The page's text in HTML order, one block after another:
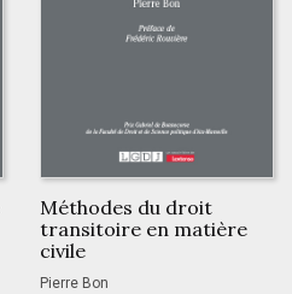
Méthodes du droit
transitoire en matière
civile
Pierre Bon